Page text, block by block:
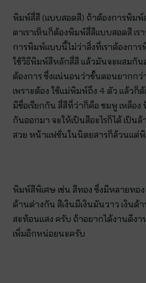
พิมพ์สี่สี (แบบสอดสี) ถ้าต้องการพิม
ตาเราเห็นก็ต้องพิมพ์สี่สีแบบสอดสี เ
การพิมพ์แบบนี้ไม่ว่าสิ่งที่เราต้องกา
ใช้วิธีพิมพ์สีหลักสี่สี แล้วมันจะผสมกั
ต้องการ ซึ่งแน่นอนว่าขั้นตอนยากกว่
เพราะต้อง ใช้แม่พิมพ์ถึง 4 ตัว แล้วก็
มีชื่อเรียกกัน สี่สีที่ว่าก็คือ ชมพู เหลือง
กันออกมา จะให้เป็นสีอะไรก็ได้ เป็น
สวย หน้าแฟชั่นในนิตยสารก็ล้วนแต่
พิมพ์สีพิเศษ เช่น สีทอง ซึ่งมีหลายทอ
ด้านต่างกัน สีเงินมีเงินมันวาว เงินด้
สะท้อนแสง ครับ ถ้าอยากได้งานดีงา
เพิ่มอีกหน่อยนะครับ